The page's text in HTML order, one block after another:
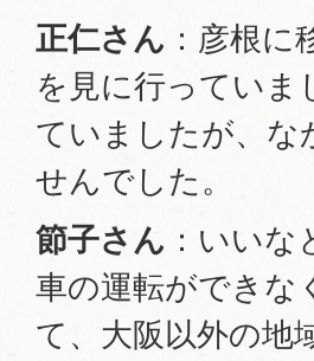
正仁さん ：彦根
を見に行っていま
ていましたが、な
せんでした。
節子さん ：いい
車の運転ができな
て、大阪以外の地